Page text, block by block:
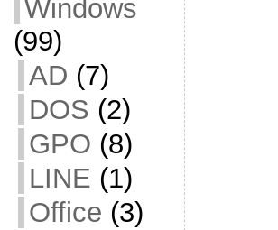
Windows
(99)
AD (7)
DOS (2)
GPO (8)
LINE (1)
Office (3)